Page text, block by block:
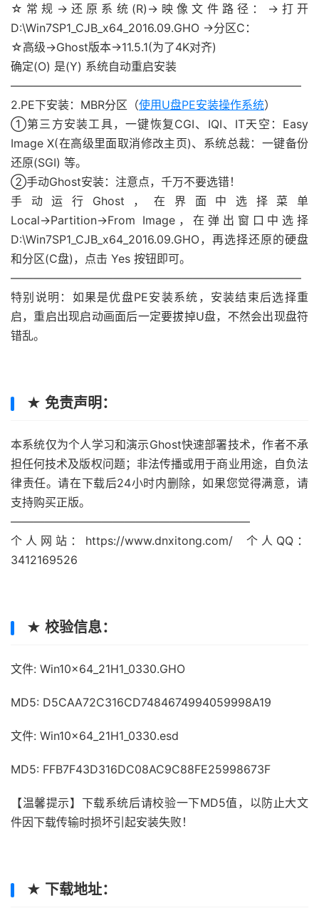
☆常规→还原系统(R)→映像文件路径：→打开
D:\Win7SP1_CJB_x64_2016.09.GHO →分区C：
☆高级→Ghost版本→11.5.1(为了4K对齐)
确定(O) 是(Y) 系统自动重启安装
—————————————————————————–
2.PE下安装：MBR分区（使用U盘PE安装操作系统）
①第三方安装工具，一键恢复CGI、IQI、IT天空：Easy
Image X(在高级里面取消修改主页)、系统总裁：一键备份
还原(SGI) 等。
②手动Ghost安装：注意点，千万不要选错！
手动运行Ghost，在界面中选择菜单
Local→Partition→From Image，在弹出窗口中选择
D:\Win7SP1_CJB_x64_2016.09.GHO，再选择还原的硬盘
和分区(C盘)，点击 Yes 按钮即可。
—————————————————————————–
特别说明：如果是优盘PE安装系统，安装结束后选择重
启，重启出现启动画面后一定要拔掉U盘，不然会出现盘符
错乱。
★ 免责声明：
本系统仅为个人学习和演示Ghost快速部署技术，作者不承
担任何技术及版权问题；非法传播或用于商业用途，自负法
律责任。请在下载后24小时内删除，如果您觉得满意，请
支持购买正版。
—————————————————————
个人网站：https://www.dnxitong.com/ 个人QQ：
3412169526
★ 校验信息：
文件: Win10x64_21H1_0330.GHO
MD5: D5CAA72C316CD7484674994059998A19
文件: Win10x64_21H1_0330.esd
MD5: FFB7F43D316DC08AC9C88FE25998673F
【温馨提示】下载系统后请校验一下MD5值，以防止大文
件因下载传输时损坏引起安装失败！
★ 下载地址：